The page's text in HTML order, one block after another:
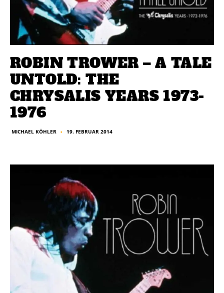
ROBIN TROWER – A TALE
UNTOLD: THE
CHRYSALIS YEARS 1973-
1976
MICHAEL KÖHLER ■ 19. FEBRUAR 2014